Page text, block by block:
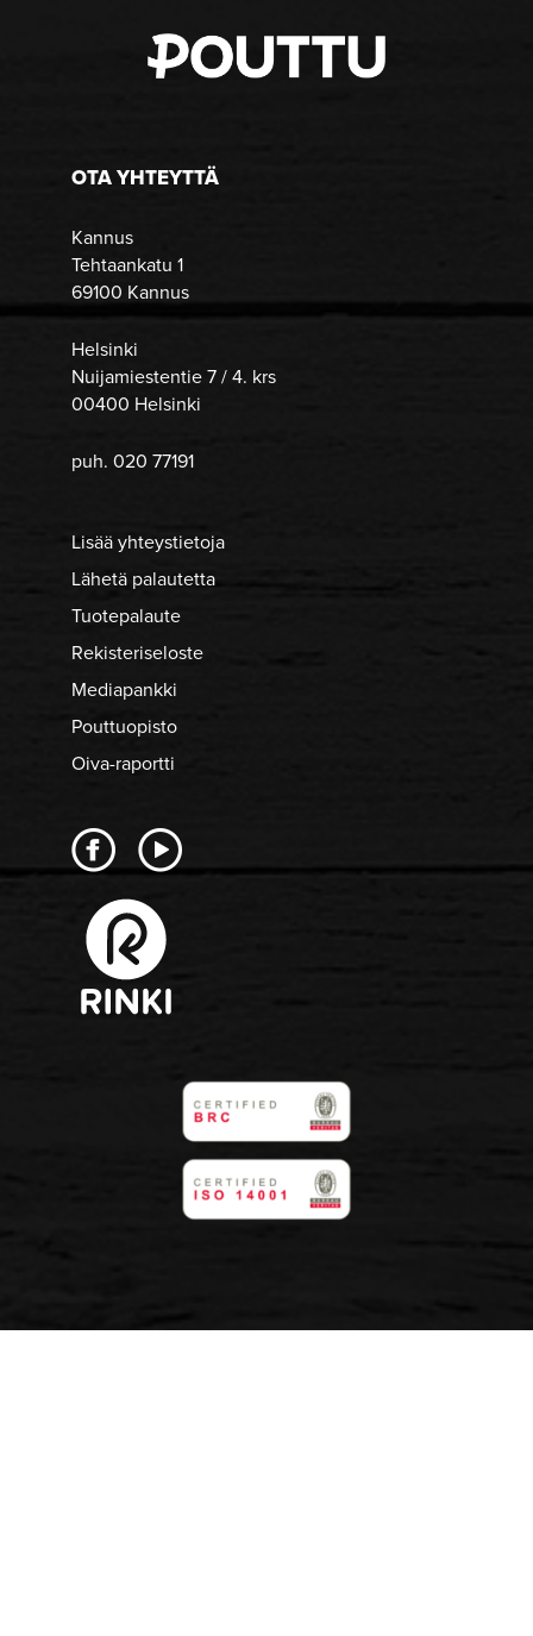
OTA YHTEYTTÄ
Kannus
Tehtaankatu 1
69100 Kannus
Helsinki
Nuijamiestentie 7 / 4. krs
00400 Helsinki
puh. 020 77191
Lisää yhteystietoja
Lähetä palautetta
Tuotepalaute
Rekisteriseloste
Mediapankki
Pouttuopisto
Oiva-raportti